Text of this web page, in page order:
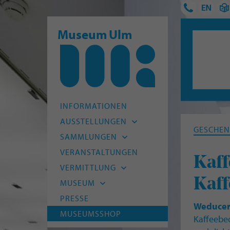
Museum Ulm
INFORMATIONEN
AUSSTELLUNGEN
Aktuell
Vorschau
Archiv
SAMMLUNGEN
Archäologie
Alte Kunst
Moderne
HfG-Archiv
Naturmuseum Ulm
Museum Digital
VERANSTALTUNGEN
VERMITTLUNG
Kitas und Schulen
Kinder und Familien
Junge Menschen
Erwachsene
MUSEUM
Leitbild
Team
Freunde
PRESSE
MUSEUMSSHOP